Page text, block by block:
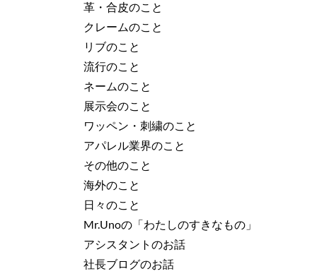
革・合皮のこと
クレームのこと
リブのこと
流行のこと
ネームのこと
展示会のこと
ワッペン・刺繍のこと
アパレル業界のこと
その他のこと
海外のこと
日々のこと
Mr.Unoの「わたしのすきなもの」
アシスタントのお話
社長ブログのお話